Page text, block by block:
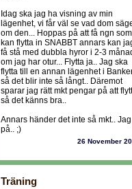
Idag ska jag ha visning av min
lägenhet, vi får väl se vad dom
om den... Hoppas på att få ngn som
kan flytta in SNABBT annars kan
få stå med dubbla hyror i 2-3
om jag har otur... Flytta ja.. Jag ska
flytta till en annan lägenhet i
så det blir inte så långt.. Däremot
sparar jag rätt mkt pengar på att
så det känns bra..
Annars händer det inte så mkt..
på.. ;)
26 November
Träning